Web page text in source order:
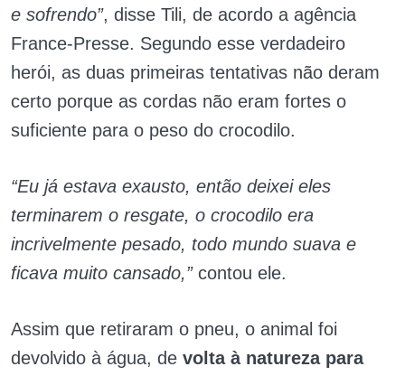
e sofrendo”, disse Tili, de acordo a agência
France-Presse. Segundo esse verdadeiro
herói, as duas primeiras tentativas não deram
certo porque as cordas não eram fortes o
suficiente para o peso do crocodilo.
“Eu já estava exausto, então deixei eles
terminarem o resgate, o crocodilo era
incrivelmente pesado, todo mundo suava e
ficava muito cansado,” contou ele.
Assim que retiraram o pneu, o animal foi
devolvido à água, de volta à natureza para